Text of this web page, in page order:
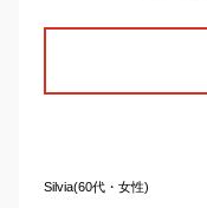
Silvia(60代・女性)